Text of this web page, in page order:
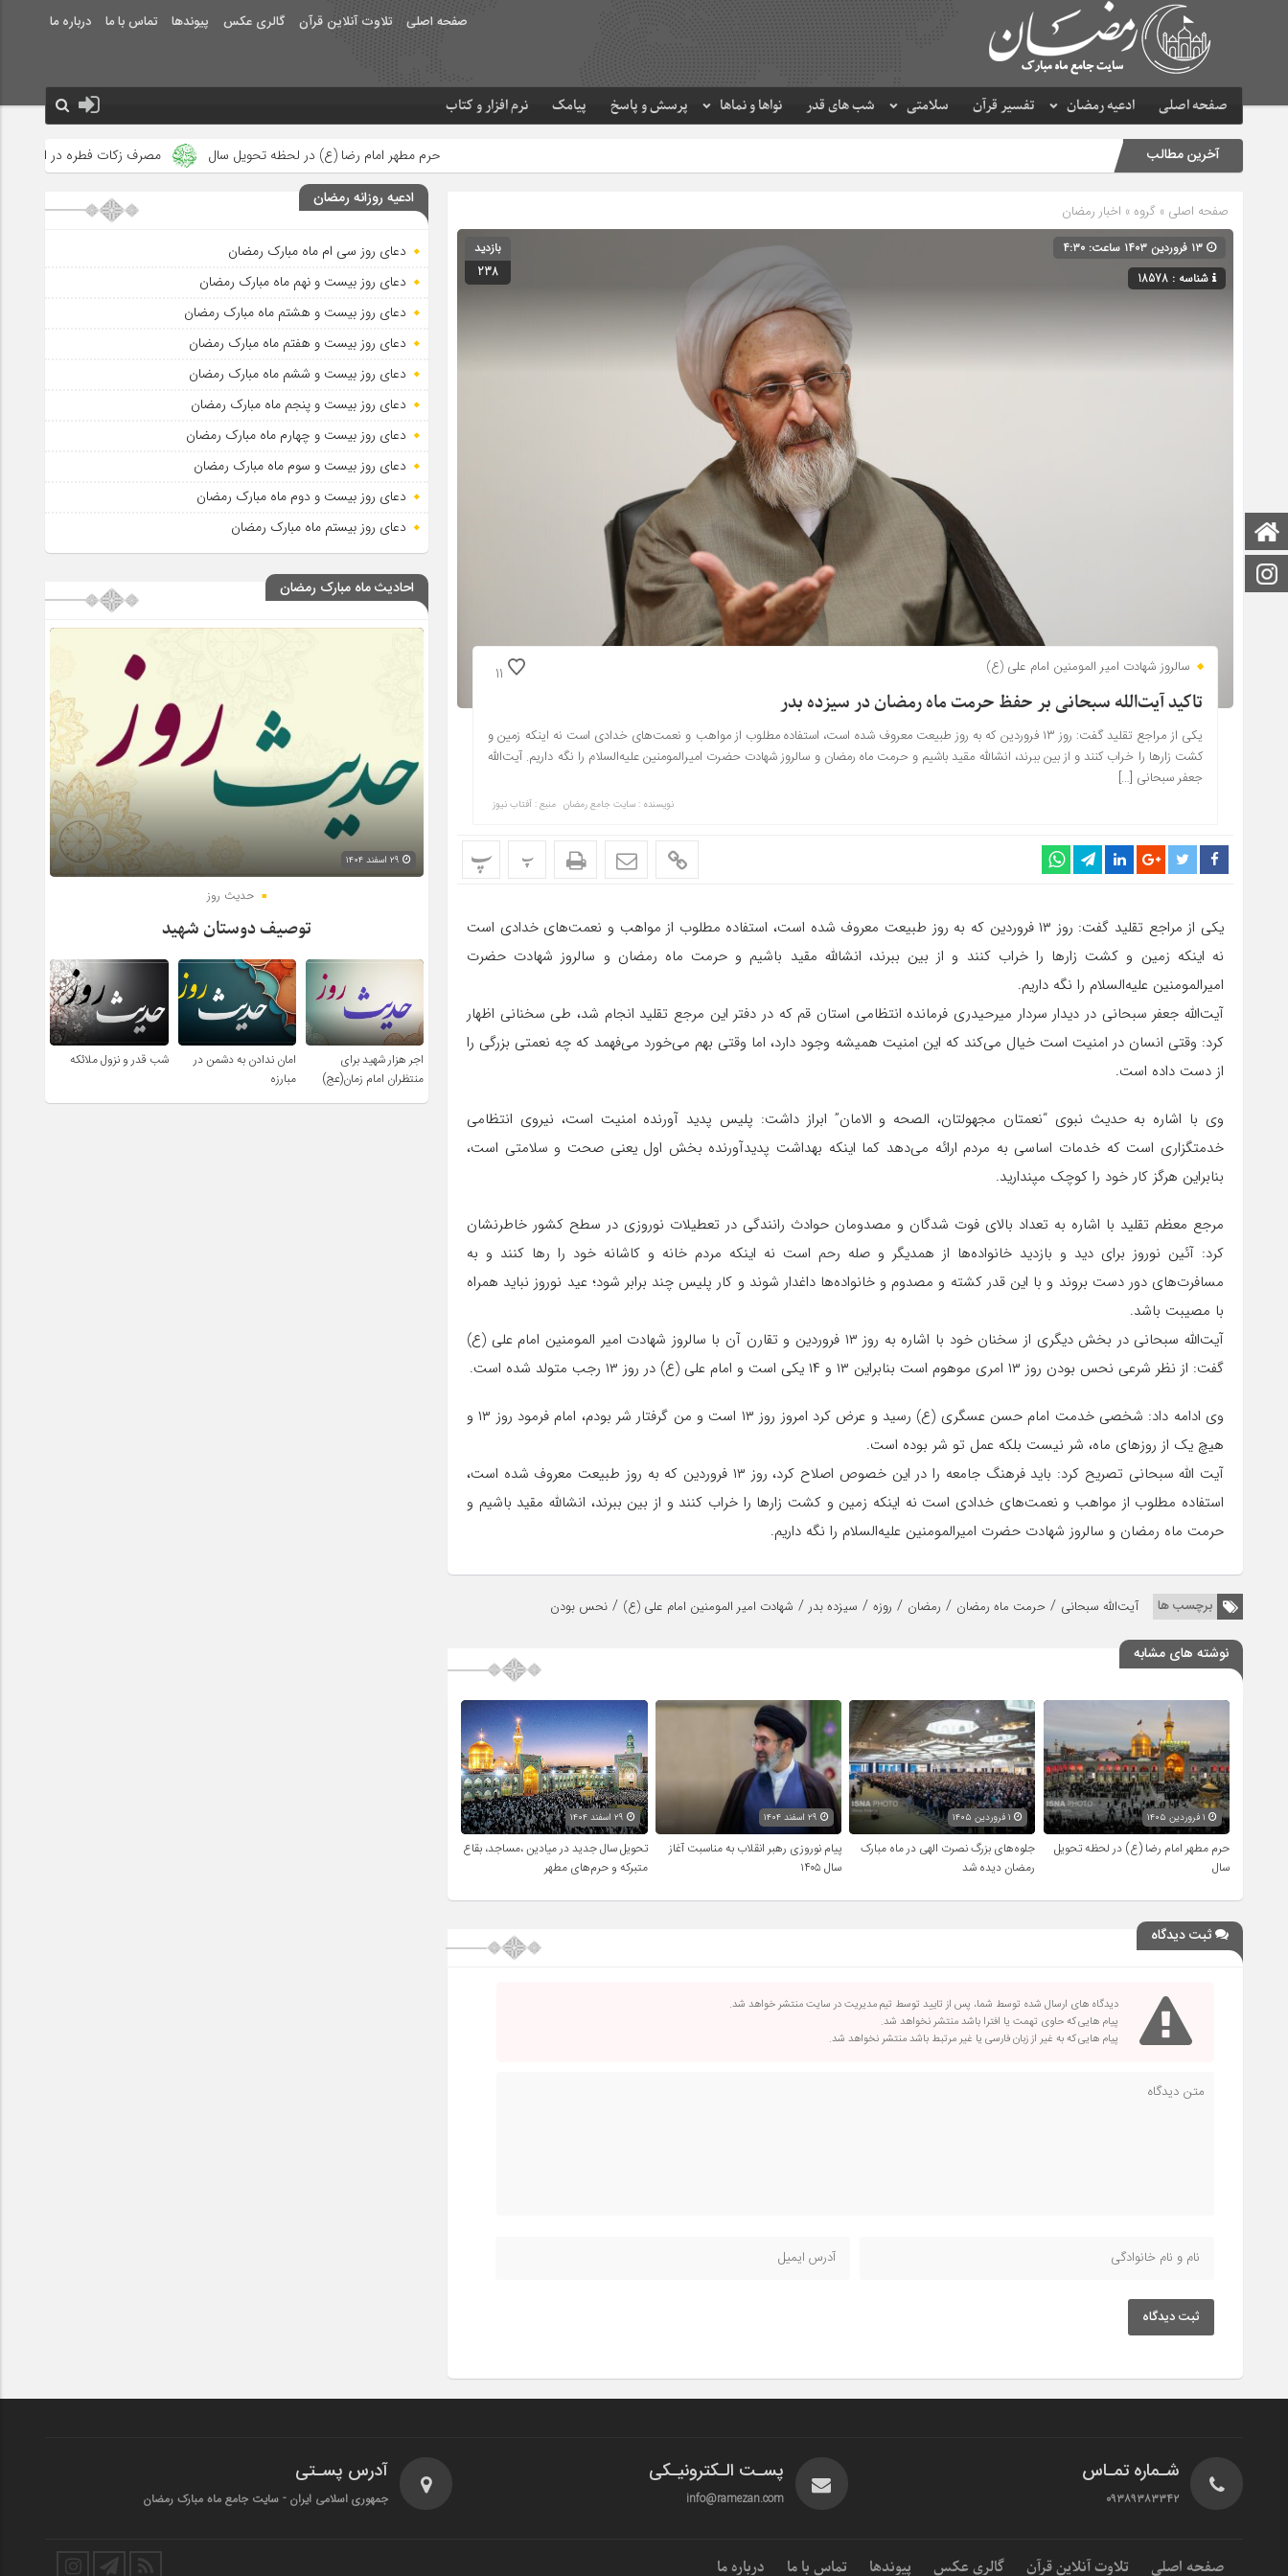
صفحه اصلی تلاوت آنلاین قرآن گالری عکس پیوندها تماس با ما درباره ما
صفحه اصلی ادعیه رمضان تفسیر قرآن سلامتی شب های قدر نواها و نماها پرسش و پاسخ پیامک نرم افزار و کتاب
آخرین مطالب حرم مطهر امام رضا (ع) در لحظه تحویل سال مصرف زکات فطره در امور فرهنگی جلوه‌های
صفحه اصلی » گروه » اخبار رمضان
شناسه : 18578
بازدید
238
11 سالروز شهادت امیر المومنین امام علی (ع)
تاکید آیت‌الله سبحانی بر حفظ حرمت ماه رمضان در سیزده بدر
یکی از مراجع تقلید گفت: روز ۱۳ فروردین که به روز طبیعت معروف شده است، استفاده مطلوب از مواهب و نعمت‌های خدادی است نه اینکه زمین و
کشت زار‌ها را خراب کنند و از بین ببرند، انشالله مقید باشیم و حرمت ماه رمضان و سالروز شهادت حضرت امیرالمومنین علیه‌السلام را نگه داریم. آیت‌الله
جعفر سبحانی […]
نویسنده : سایت جامع رمضان منبع : آفتاب نیوز
پ پ
یکی از مراجع تقلید گفت: روز ۱۳ فروردین که به روز طبیعت معروف شده است، استفاده مطلوب از مواهب و نعمت‌های خدادی است
نه اینکه زمین و کشت زار‌ها را خراب کنند و از بین ببرند، انشالله مقید باشیم و حرمت ماه رمضان و سالروز شهادت حضرت
امیرالمومنین علیه‌السلام را نگه داریم.
آیت‌الله جعفر سبحانی در دیدار سردار میرحیدری فرمانده انتظامی استان قم که در دفتر این مرجع تقلید انجام شد، طی سخنانی اظهار
کرد: وقتی انسان در امنیت است خیال می‌کند که این امنیت همیشه وجود دارد، اما وقتی بهم می‌خورد می‌فهمد که چه نعمتی بزرگی را
از دست داده است.
وی با اشاره به حدیث نبوی “نعمتان مجهولتان، الصحه و الامان” ابراز داشت: پلیس پدید آورنده امنیت است، نیروی انتظامی
خدمتگزاری است که خدمات اساسی به مردم ارائه می‌دهد کما اینکه بهداشت پدیدآورنده بخش اول یعنی صحت و سلامتی است،
بنابراین هرگز کار خود را کوچک مپندارید.
مرجع معظم تقلید با اشاره به تعداد بالای فوت شدگان و مصدومان حوادث رانندگی در تعطیلات نوروزی در سطح کشور خاطرنشان
کرد: آئین نوروز برای دید و بازدید خانواده‌ها از همدیگر و صله رحم است نه اینکه مردم خانه و کاشانه خود را رها کنند و به
مسافرت‌های دور دست بروند و با این قدر کشته و مصدوم و خانواده‌ها داغدار شوند و کار پلیس چند برابر شود؛ عید نوروز نباید همراه
با مصیبت باشد.
آیت‌الله سبحانی در بخش دیگری از سخنان خود با اشاره به روز ۱۳ فروردین و تقارن آن با سالروز شهادت امیر المومنین امام علی (ع)
گفت: از نظر شرعی نحس بودن روز ۱۳ امری موهوم است بنابراین ۱۳ و ۱۴ یکی است و امام علی (ع) در روز ۱۳ رجب متولد شده است.
وی ادامه داد: شخصی خدمت امام حسن عسگری (ع) رسید و عرض کرد امروز روز ۱۳ است و من گرفتار شر بودم، امام فرمود روز ۱۳ و
هیچ یک از روز‌های ماه، شر نیست بلکه عمل تو شر بوده است.
آیت الله سبحانی تصریح کرد: باید فرهنگ جامعه را در این خصوص اصلاح کرد، روز ۱۳ فروردین که به روز طبیعت معروف شده است،
استفاده مطلوب از مواهب و نعمت‌های خدادی است نه اینکه زمین و کشت زار‌ها را خراب کنند و از بین ببرند، انشالله مقید باشیم و
حرمت ماه رمضان و سالروز شهادت حضرت امیرالمومنین علیه‌السلام را نگه داریم.
برچسب ها آیت‌الله سبحانی / حرمت ماه رمضان / رمضان / روزه / سیزده بدر / شهادت امیر المومنین امام علی (ع) / نحس بودن
نوشته های مشابه
حرم مطهر امام رضا (ع) در لحظه تحویل
سال
۱ فروردین ۱۴۰۵
جلوه‌های بزرگ نصرت الهی در ماه مبارک
رمضان دیده شد
پیام نوروزی رهبر انقلاب به مناسبت آغاز
سال ۱۴۰۵
تحویل سال‌ جدید در میادین ،مساجد، بقاع
متبرکه‌ و حرم‌های‌ مطهر
ثبت دیدگاه
دیدگاه های ارسال شده توسط شما، پس از تایید توسط تیم مدیریت در سایت منتشر خواهد شد.
پیام هایی که حاوی تهمت یا افترا باشد منتشر نخواهد شد.
پیام هایی که به غیر از زبان فارسی یا غیر مرتبط باشد منتشر نخواهد شد.
ثبت دیدگاه
ادعیه روزانه رمضان
دعای روز سی ام ماه مبارک رمضان
دعای روز بیست و نهم ماه مبارک رمضان
دعای روز بیست و هشتم ماه مبارک رمضان
دعای روز بیست و هفتم ماه مبارک رمضان
دعای روز بیست و ششم ماه مبارک رمضان
دعای روز بیست و پنجم ماه مبارک رمضان
دعای روز بیست و چهارم ماه مبارک رمضان
دعای روز بیست و سوم ماه مبارک رمضان
دعای روز بیست و دوم ماه مبارک رمضان
دعای روز بیستم ماه مبارک رمضان
احادیث ماه مبارک رمضان
حدیث روز
توصیف دوستان شهید
اجر هزار شهید برای
منتظران امام زمان(عج)
امان ندادن به دشمن در
مبارزه
شب قدر و نزول ملائکه
شـماره تمـاس
۰۹۳۸۹۳۸۳۳۴۲
پسـت الـکترونیـکی
info@ramezan.com
آدرس پسـتی
جمهوری اسلامی ایران - سایت جامع ماه مبارک رمضان
صفحه اصلی تلاوت آنلاین قرآن گالری عکس پیوندها تماس با ما درباره ما